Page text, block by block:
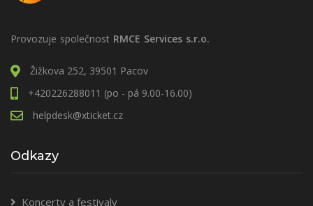
Provozuje společnost RMCE Services s.r.o.
Žižkova 252, 39501 Pacov
+420226288011 (po - pá 9.00-16.00)
helpdesk@xticket.cz
Odkazy
Koncerty a festivaly